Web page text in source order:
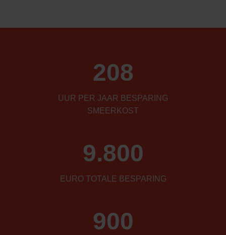
208
UUR PER JAAR BESPARING
SMEERKOST
9.800
EURO TOTALE BESPARING
900